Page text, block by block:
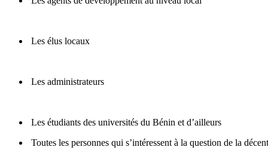
Les élus locaux
Les administrateurs
Les étudiants des universités du Bénin et d’ailleurs
Toutes les personnes qui s’intéressent à la question de la